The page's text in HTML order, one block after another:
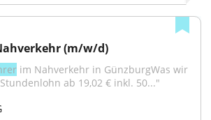
(m/w/d)
im Nahverkehr in GünzburgWas wir
ab 19,02 € inkl. 50..."